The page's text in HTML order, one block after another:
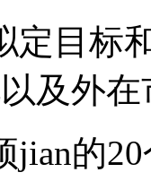
目标和
及外
的20